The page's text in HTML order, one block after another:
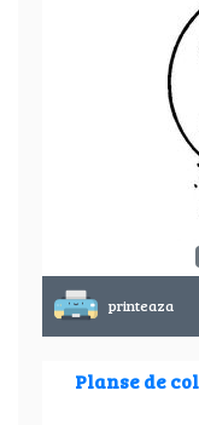
printeaza
Planse de